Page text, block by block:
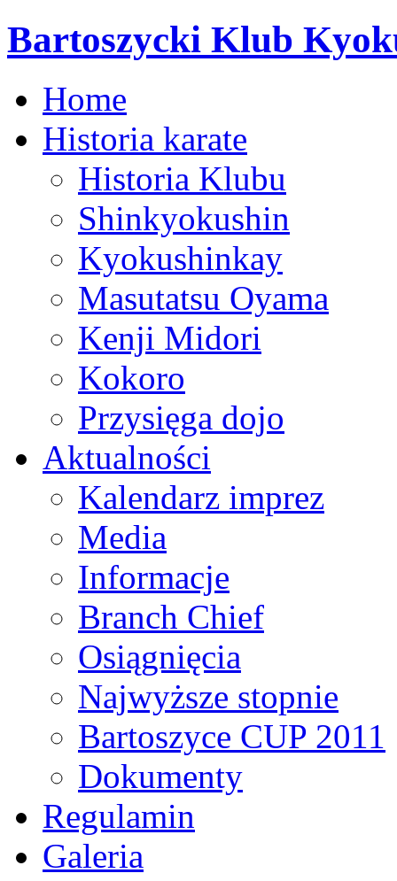
Bartoszycki Klub
Home
Historia karate
Historia Klubu
Shinkyokushin
Kyokushinkay
Masutatsu Oyama
Kenji Midori
Kokoro
Przysięga dojo
Aktualności
Kalendarz imprez
Media
Informacje
Branch Chief
Osiągnięcia
Najwyższe stopnie
Bartoszyce CUP 2011
Dokumenty
Regulamin
Galeria